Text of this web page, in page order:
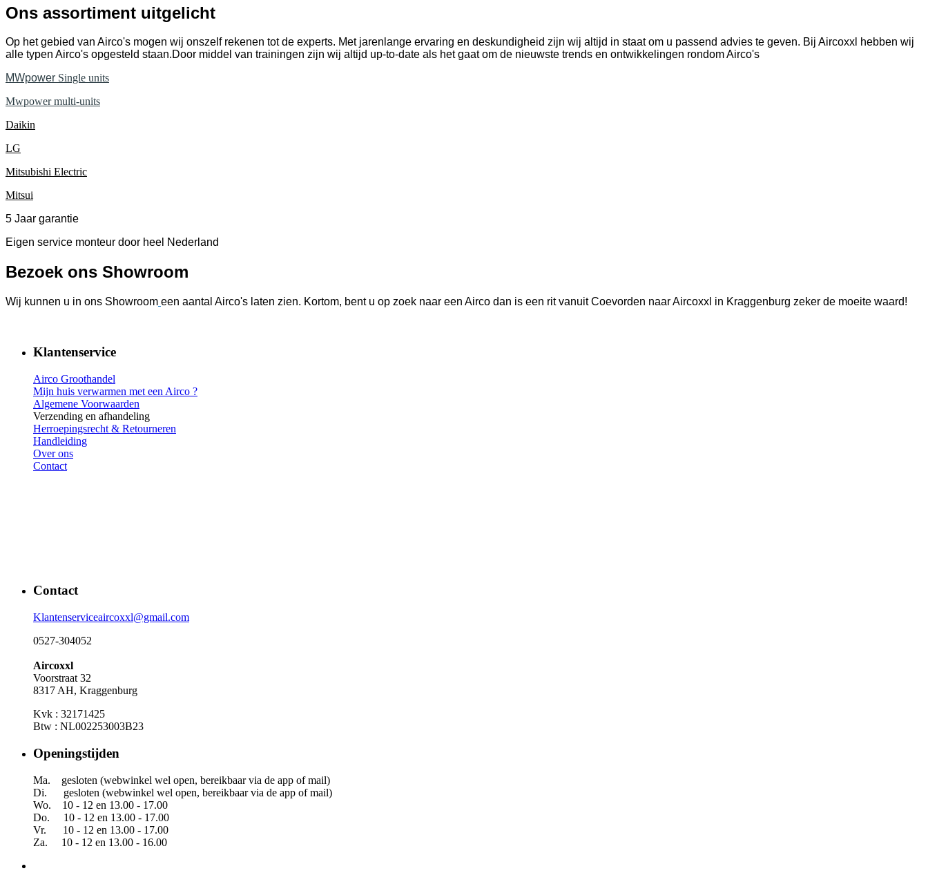
Ons assortiment uitgelicht
Op het gebied van Airco's mogen wij onszelf rekenen tot de experts. Met jarenlange ervaring en deskundigheid zijn wij altijd in staat om u passend advies te geven. Bij Aircoxxl hebben wij
alle typen Airco's opgesteld staan.Door middel van trainingen zijn wij altijd up-to-date als het gaat om de nieuwste trends en ontwikkelingen rondom Airco's
MWpower Single units
Mwpower multi-units
Daikin
LG
Mitsubishi Electric
Mitsui
5 Jaar garantie
Eigen service monteur door heel Nederland
Bezoek ons Showroom
Wij kunnen u in ons Showroom een aantal Airco's laten zien. Kortom, bent u op zoek naar een Airco dan is een rit vanuit Coevorden naar Aircoxxl in Kraggenburg zeker de moeite waard!
Klantenservice
Airco Groothandel
Mijn huis verwarmen met een Airco ?
Algemene Voorwaarden
Verzending en afhandeling
Herroepingsrecht & Retourneren
Handleiding
Over ons
Contact
Contact
Klantenserviceaircoxxl@gmail.com
0527-304052
Aircoxxl
Voorstraat 32
8317 AH, Kraggenburg
Kvk : 32171425
Btw : NL002253003B23
Openingstijden
Ma. gesloten (webwinkel wel open, bereikbaar via de app of mail)
Di. gesloten (webwinkel wel open, bereikbaar via de app of mail)
Wo. 10 - 12 en 13.00 - 17.00
Do. 10 - 12 en 13.00 - 17.00
Vr. 10 - 12 en 13.00 - 17.00
Za. 10 - 12 en 13.00 - 16.00